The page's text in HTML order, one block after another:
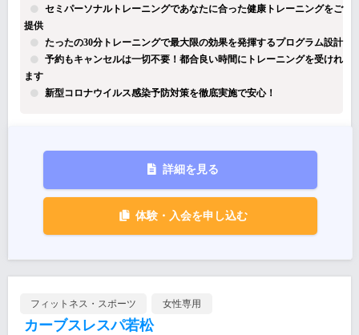
セミパーソナルトレーニングであなたに合った健康トレーニングをご
提供
たったの30分トレーニングで最大限の効果を発揮するプログラム設計
予約もキャンセルは一切不要！都合良い時間にトレーニングを受けれ
ます
新型コロナウイルス感染予防対策を徹底実施で安心！
詳細を見る
体験・入会を申し込む
フィットネス・スポーツ 女性専用
カーブスレスパ若松